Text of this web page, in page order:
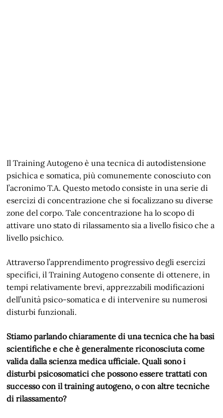
Il Training Autogeno è una tecnica di autodistensione
psichica e somatica, più comunemente conosciuto con
l’acronimo T.A. Questo metodo consiste in una serie di
esercizi di concentrazione che si focalizzano su diverse
zone del corpo. Tale concentrazione ha lo scopo di
attivare uno stato di rilassamento sia a livello fisico che a
livello psichico.
Attraverso l’apprendimento progressivo degli esercizi
specifici, il Training Autogeno consente di ottenere, in
tempi relativamente brevi, apprezzabili modificazioni
dell’unità psico-somatica e di intervenire su numerosi
disturbi funzionali.
Stiamo parlando chiaramente di una tecnica che ha basi
scientifiche e che è generalmente riconosciuta come
valida dalla scienza medica ufficiale. Quali sono i
disturbi psicosomatici che possono essere trattati con
successo con il training autogeno, o con altre tecniche
di rilassamento?